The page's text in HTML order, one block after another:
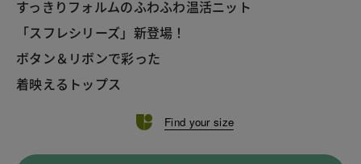
すっきりフォルムのふわふわ温活ニット
「スフレシリーズ」新登場！
ボタン＆リボンで彩った
着映えるトップス
Find your size
LINE X メール